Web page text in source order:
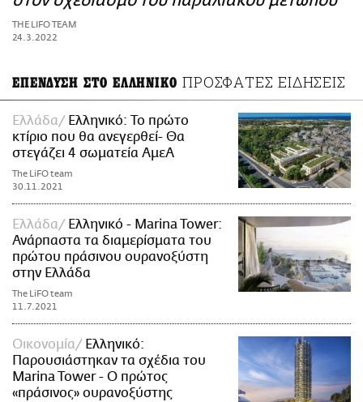
ΑΜΠΑ
PRINT
THE LIFO TEAM
24.3.2022
ΕΠΕΝΔΥΣΗ ΣΤΟ ΕΛΛΗΝΙΚΟ ΠΡΟΣΦΑΤΕΣ ΕΙΔΗΣΕΙΣ
Ελλάδα
Ελληνικό: Το πρώτο
κτίριο που θα ανεγερθεί- Θα
στεγάζει 4 σωματεία ΑμεΑ
The LiFO team
30.11.2021
Ελλάδα
Ελληνικό - Marina Tower:
Ανάρπαστα τα διαμερίσματα του
πρώτου πράσινου ουρανοξύστη
στην Ελλάδα
The LiFO team
11.7.2021
Οικονομία
Ελληνικό:
Παρουσιάστηκαν τα σχέδια του
Marina Tower - Ο πρώτος
«πράσινος» ουρανοξύστης